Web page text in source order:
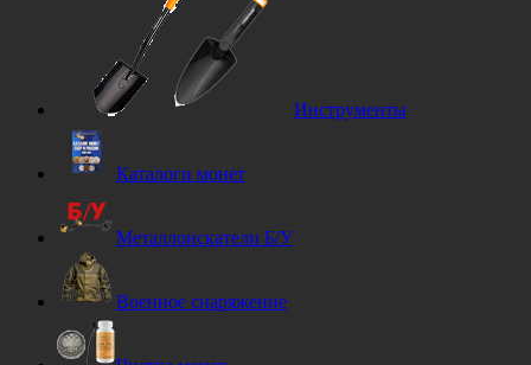
Инструменты
Каталоги монет
Металлоискатели Б/У
Военное снаряжение